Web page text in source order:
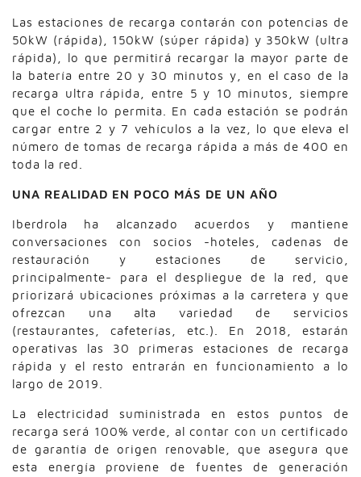
Las estaciones de recarga contarán con potencias de
50kW (rápida), 150kW (súper rápida) y 350kW (ultra
rápida), lo que permitirá recargar la mayor parte de
la batería entre 20 y 30 minutos y, en el caso de la
recarga ultra rápida, entre 5 y 10 minutos, siempre
que el coche lo permita. En cada estación se podrán
cargar entre 2 y 7 vehículos a la vez, lo que eleva el
número de tomas de recarga rápida a más de 400 en
toda la red.
UNA REALIDAD EN POCO MÁS DE UN AÑO
Iberdrola ha alcanzado acuerdos y mantiene
conversaciones con socios -hoteles, cadenas de
restauración y estaciones de servicio,
principalmente- para el despliegue de la red, que
priorizará ubicaciones próximas a la carretera y que
ofrezcan una alta variedad de servicios
(restaurantes, cafeterías, etc.). En 2018, estarán
operativas las 30 primeras estaciones de recarga
rápida y el resto entrarán en funcionamiento a lo
largo de 2019.
La electricidad suministrada en estos puntos de
recarga será 100% verde, al contar con un certificado
de garantía de origen renovable, que asegura que
esta energía proviene de fuentes de generación